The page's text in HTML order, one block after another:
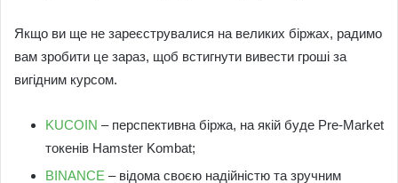
Якщо ви ще не зареєструвалися на великих біржах, радимо
вам зробити це зараз, щоб встигнути вивести гроші за
вигідним курсом.
KUCOIN – перспективна біржа, на якій буде Pre-Market
токенів Hamster Kombat;
BINANCE – відома своєю надійністю та зручним